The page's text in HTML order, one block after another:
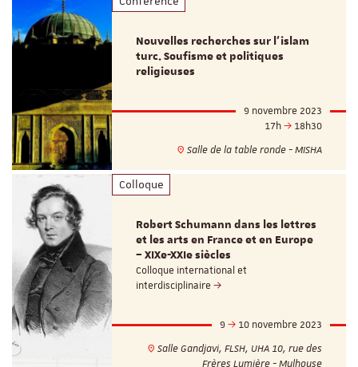
Nouvelles recherches sur l’islam
turc. Soufisme et politiques
religieuses
9 novembre 2023
17h
18h30
Salle de la table ronde - MISHA
Colloque
Robert Schumann dans les lettres
et les arts en France et en Europe
– XIXe-XXIe siècles
Colloque international et
interdisciplinaire
9
10 novembre 2023
Salle Gandjavi, FLSH, UHA 10, rue des
Frères Lumière - Mulhouse